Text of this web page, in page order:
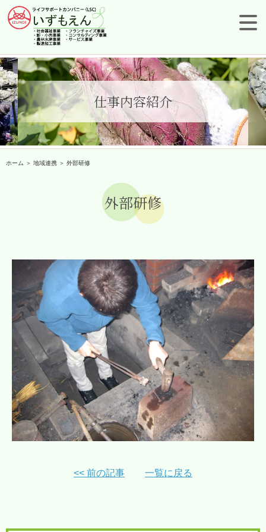
仕事内容紹介
ホーム ＞ 地域連携 ＞ 外部研修
外部研修
<< 前の記事 一覧に戻る